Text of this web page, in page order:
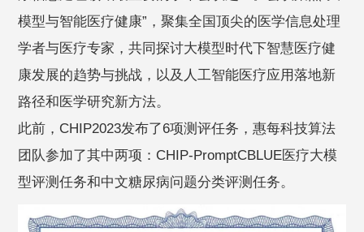
模型与智能医疗健康”，聚集全国顶尖的医学信息处理
学者与医疗专家，共同探讨大模型时代下智慧医疗健
康发展的趋势与挑战，以及人工智能医疗应用落地新
路径和医学研究新方法。
此前，CHIP2023发布了6项测评任务，惠每科技算法
团队参加了其中两项：CHIP-PromptCBLUE医疗大模
型评测任务和中文糖尿病问题分类评测任务。